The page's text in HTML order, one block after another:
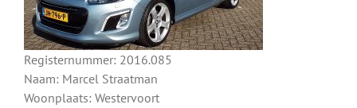
Registernummer: 2016.085
Naam: Marcel Straatman
Woonplaats: Westervoort